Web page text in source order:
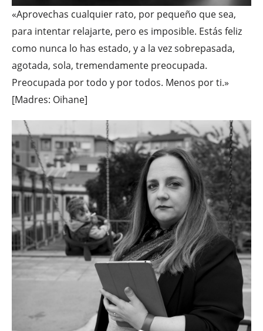
«Aprovechas cualquier rato, por pequeño que sea,
para intentar relajarte, pero es imposible. Estás feliz
como nunca lo has estado, y a la vez sobrepasada,
agotada, sola, tremendamente preocupada.
Preocupada por todo y por todos. Menos por ti.»
[Madres: Oihane]